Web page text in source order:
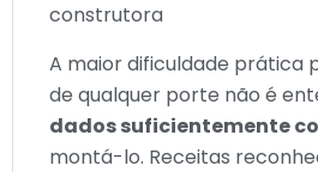
construtora
A maior dificuldade prática
de qualquer porte não é
dados suficientemente
montá-lo. Receitas